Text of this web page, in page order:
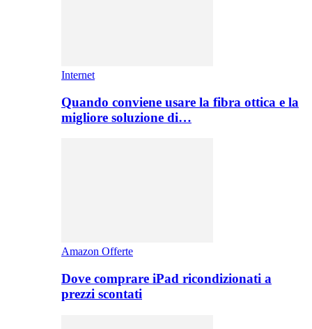
Internet
Quando conviene usare la fibra ottica e la
migliore soluzione di…
Amazon Offerte
Dove comprare iPad ricondizionati a
prezzi scontati